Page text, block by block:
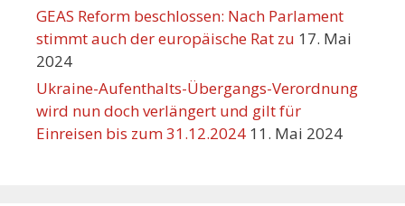
GEAS Reform beschlossen: Nach Parlament
stimmt auch der europäische Rat zu 17. Mai
2024
Ukraine-Aufenthalts-Übergangs-Verordnung
wird nun doch verlängert und gilt für
Einreisen bis zum 31.12.2024 11. Mai 2024